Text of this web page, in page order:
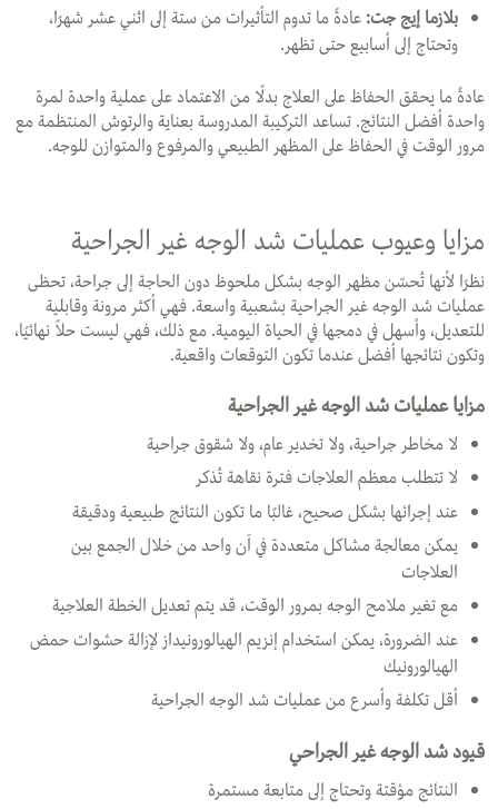
بلازما إيج جت: عادةً ما تدوم التأثيرات من ستة إلى اثني عشر شهرًا،
وتحتاج إلى أسابيع حتى تظهر.
عادةً ما يحقق الحفاظ على العلاج بدلًا من الاعتماد على عملية واحدة لمرة
واحدة أفضل النتائج. تساعد التركيبة المدروسة بعناية والرتوش المنتظمة مع
مرور الوقت في الحفاظ على المظهر الطبيعي والمرفوع والمتوازن للوجه.
مزايا وعيوب عمليات شد الوجه غير الجراحية
نظرًا لأنها تُحسّن مظهر الوجه بشكل ملحوظ دون الحاجة إلى جراحة، تحظى
عمليات شد الوجه غير الجراحية بشعبية واسعة. فهي أكثر مرونة وقابلية
للتعديل، وأسهل في دمجها في الحياة اليومية. مع ذلك، فهي ليست حلاً نهائيًا،
وتكون نتائجها أفضل عندما تكون التوقعات واقعية.
مزايا عمليات شد الوجه غير الجراحية
لا مخاطر جراحية، ولا تخدير عام، ولا شقوق جراحية
لا تتطلب معظم العلاجات فترة نقاهة تُذكر
عند إجرائها بشكل صحيح، غالبًا ما تكون النتائج طبيعية ودقيقة
يمكن معالجة مشاكل متعددة في آن واحد من خلال الجمع بين
العلاجات
مع تغير ملامح الوجه بمرور الوقت، قد يتم تعديل الخطة العلاجية
عند الضرورة، يمكن استخدام إنزيم الهيالورونيداز لإزالة حشوات حمض
الهيالورونيك
أقل تكلفة وأسرع من عمليات شد الوجه الجراحية
قيود شد الوجه غير الجراحي
النتائج مؤقتة وتحتاج إلى متابعة مستمرة